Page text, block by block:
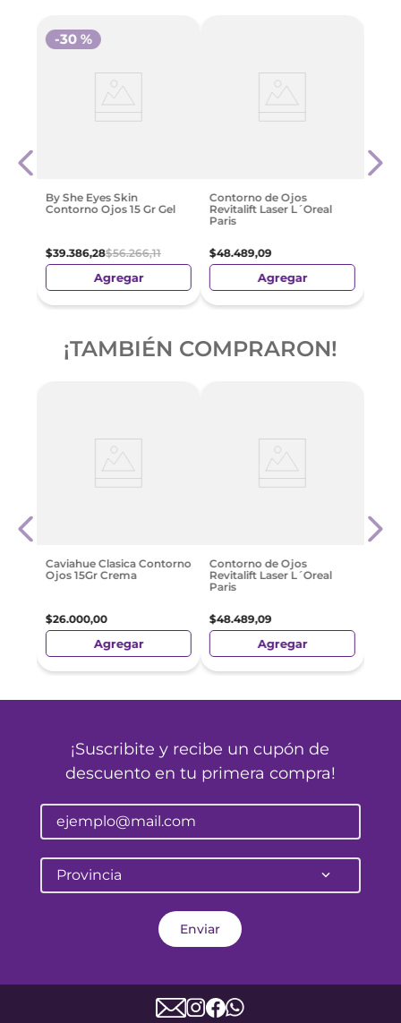
By She Eyes Skin
Contorno Ojos 15 Gr Gel
$39.386,28$56.266,11
-30 %
Agregar
Contorno de Ojos
Revitalift Laser L´Oreal
Paris
$48.489,09
Agregar
¡TAMBIÉN COMPRARON!
Caviahue Clasica Contorno
Ojos 15Gr Crema
$26.000,00
Agregar
Contorno de Ojos
Revitalift Laser L´Oreal
Paris
$48.489,09
Agregar
¡Suscribite y recibe un cupón de
descuento en tu primera compra!
Provincia
Enviar